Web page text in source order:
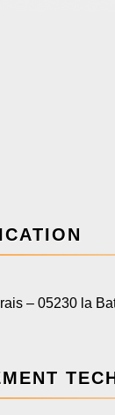
– 05230 la